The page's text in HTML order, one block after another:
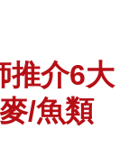
推介6大
/魚類